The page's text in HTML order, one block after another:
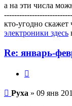
а на эти числа
кто-угодно скажет
электроники здесь
Re: январь-
Руха » 09 янв